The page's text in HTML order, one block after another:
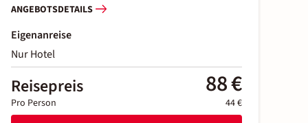
ANGEBOTSDETAILS
Eigenanreise
Nur Hotel
Reisepreis 88 €
Pro Person 44 €